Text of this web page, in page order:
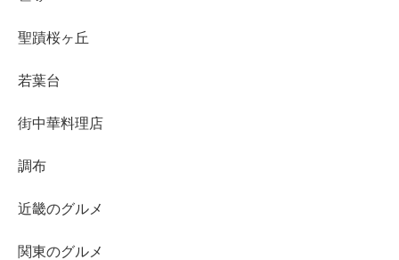
聖蹟桜ヶ丘
若葉台
街中華料理店
調布
近畿のグルメ
関東のグルメ